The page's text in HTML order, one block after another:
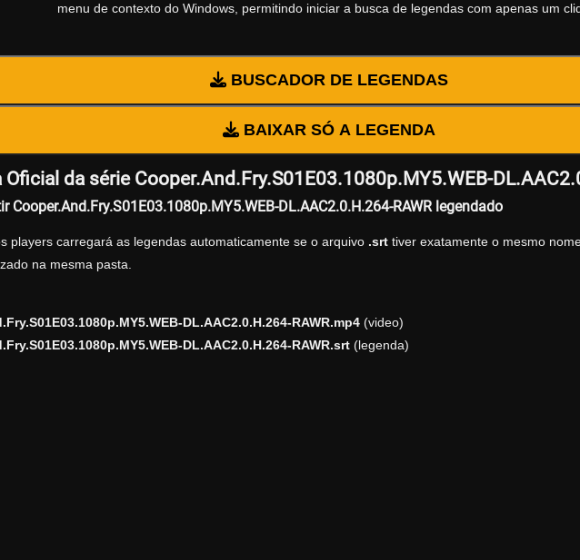
menu de contexto do Windows, permitindo iniciar a busca de legendas com apenas um
BUSCADOR DE LEGENDAS
BAIXAR SÓ A LEGENDA
Oficial da série Cooper.And.Fry.S01E03.1080p.MY5.WEB-
Cooper.And.Fry.S01E03.1080p.MY5.WEB-DL.AAC2.0.H.264-RAWR legendado
players carregará as legendas automaticamente se o arquivo .srttiver exatamente o mesmo
na mesma pasta.
DL.AAC2.0.H.264-RAWR.mp4(video)
DL.AAC2.0.H.264-RAWR.srt(legenda)